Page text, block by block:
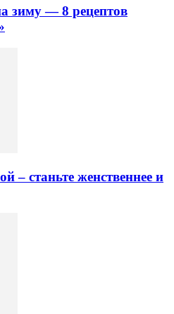
зиму — 8 рецептов
– станьте женственнее и